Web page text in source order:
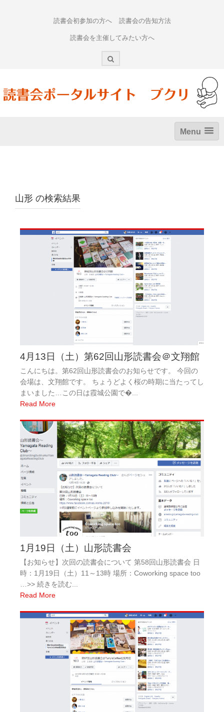
読書会初参加の方へ 読書会の告知方法
読書会を主催してみたい方へ
Menu
山形 の検索結果
4月13日（土）第62回山形読書会＠文翔館
こんにちは。第62回山形読書会のお知らせです。 今回の
会場は、文翔館です。 ちょうどよく桜の時期に当たってし
まいました…この日は霞城公園で�...
Read More
1月19日（土）山形読書会
【お知らせ】次回の読書会について 第58回山形読書会 日
時：1月19日（土）11～13時 場所：Coworking space too
…>> 続きを読む...
Read More